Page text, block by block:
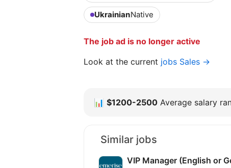
UkrainianNative
The job ad is no longer active
Look at the current jobs Sales →
📊 $1200-2500 Average salary
Similar jobs
VIP Manager (English or